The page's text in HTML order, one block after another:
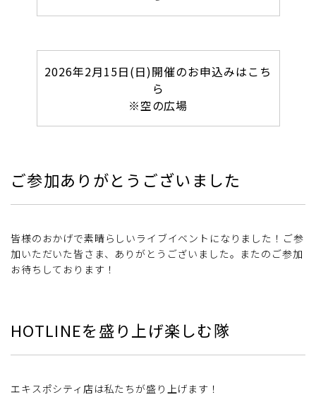
2026年2月15日(日)開催のお申込みはこち
ら
※空の広場
ご参加ありがとうございました
皆様のおかげで素晴らしいライブイベントになりました！ご参
加いただいた皆さま、ありがとうございました。またのご参加
お待ちしております！
HOTLINEを盛り上げ楽しむ隊
エキスポシティ店は私たちが盛り上げます！